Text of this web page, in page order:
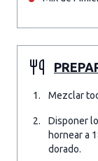
Mezclar
Disponer
hornear a
dorado.